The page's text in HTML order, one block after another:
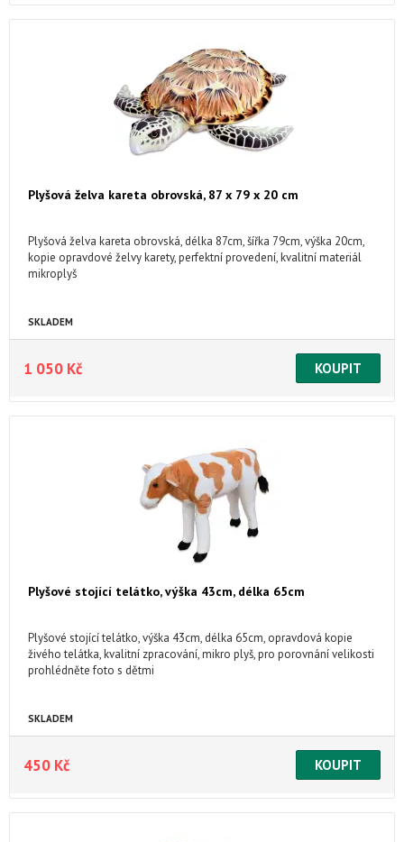
Plyšová želva kareta obrovská, 87 x 79 x 20 cm
Plyšová želva kareta obrovská, délka 87cm, šířka 79cm, výška 20cm,
kopie opravdové želvy karety, perfektní provedení, kvalitní materiál
mikroplyš
SKLADEM
1 050 Kč
Plyšové stojící telátko, výška 43cm, délka 65cm
Plyšové stojící telátko, výška 43cm, délka 65cm, opravdová kopie
živého telátka, kvalitní zpracování, mikro plyš, pro porovnání velikosti
prohlédněte foto s dětmi
SKLADEM
450 Kč